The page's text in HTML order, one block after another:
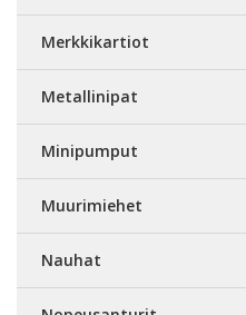
Merkkikartiot
Metallinipat
Minipumput
Muurimiehet
Nauhat